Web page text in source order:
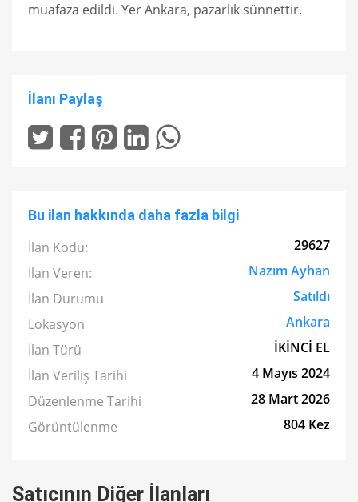
muafaza edildi. Yer Ankara, pazarlık sünnettir.
İlanı Paylaş
Bu ilan hakkında daha fazla bilgi
İlan Kodu:
29627
İlan Veren:
Nazım Ayhan
İlan Durumu
Satıldı
Lokasyon
Ankara
İlan Türü
İKİNCİ EL
İlan Veriliş Tarihi
4 Mayıs 2024
Düzenlenme Tarihi
28 Mart 2026
Görüntülenme
804 Kez
Satıcının Diğer İlanları